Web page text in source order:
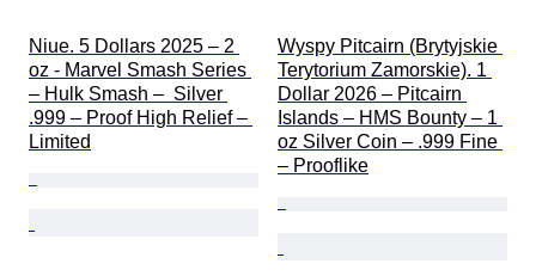
Niue. 5 Dollars 2025 – 2
oz - Marvel Smash Series
– Hulk Smash –  Silver
.999 – Proof High Relief –
Limited
Wyspy Pitcairn (Brytyjskie
Terytorium Zamorskie). 1
Dollar 2026 – Pitcairn
Islands – HMS Bounty – 1
oz Silver Coin – .999 Fine
– Prooflike